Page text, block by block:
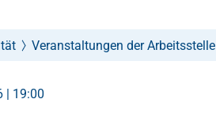
Veranstaltungen der Arbeitsstelle
| 19:00